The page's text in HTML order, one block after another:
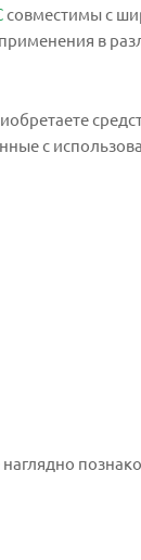
совместимы с
в
с